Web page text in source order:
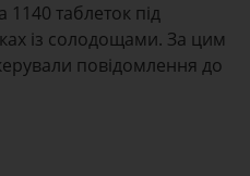
таблеток під
із солодощами. За цим
повідомлення до